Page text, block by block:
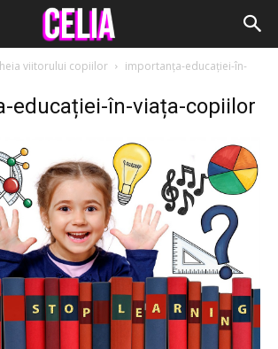
viitorului copiilor
importanța-educației-în-
educației-în-viața-copiilor